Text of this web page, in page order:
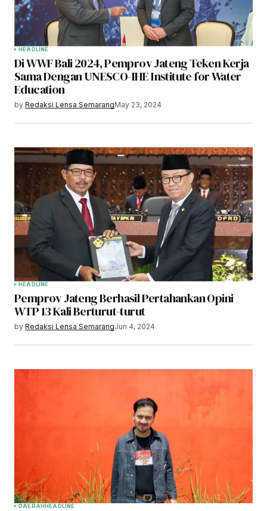
HEADLINE
Di WWF Bali 2024, Pemprov Jateng Teken Kerja
Sama Dengan UNESCO-IHE Institute for Water
Education
by Redaksi Lensa SemarangMay 23, 2024
HEADLINE
Pemprov Jateng Berhasil Pertahankan Opini
WTP 13 Kali Berturut-turut
by Redaksi Lensa SemarangJun 4, 2024
DAERAHHEADLINE